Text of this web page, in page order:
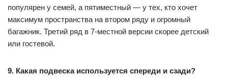
популярен у семей, а пятиместный — у тех, кто хочет
максимум пространства на втором ряду и огромный
багажник. Третий ряд в 7-местной версии скорее детский
или гостевой.
9. Какая подвеска используется спереди и сзади?